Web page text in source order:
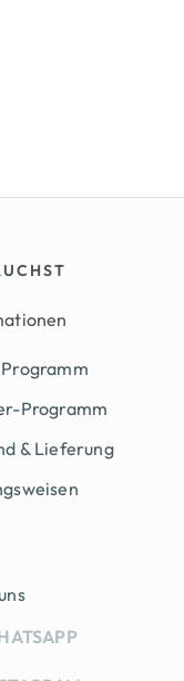
Programm
Programm
& Lieferung
INFO